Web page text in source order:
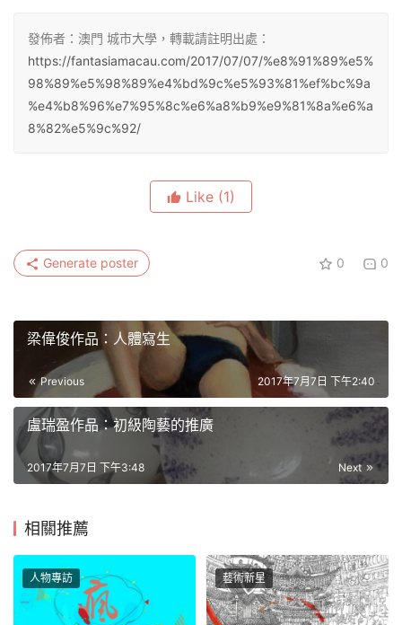
發佈者：澳門 城市大學，轉載請註明出處：
https://fantasiamacau.com/2017/07/07/%e8%91%89%e5%
98%89%e5%98%89%e4%bd%9c%e5%93%81%ef%bc%9a
%e4%b8%96%e7%95%8c%e6%a8%b9%e9%81%8a%e6%a
8%82%e5%9c%92/
Like (1)
0 0
Generate poster
梁偉俊作品：人體寫生
Previous 2017年7月7日 下午2:40
盧瑞盈作品：初級陶藝的推廣
Next
2017年7月7日 下午3:48
相關推薦
人物專訪 藝術新星